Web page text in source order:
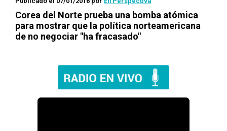
Corea del Norte prueba una bomba atómica
para mostrar que la política norteamericana
de no negociar "ha fracasado"